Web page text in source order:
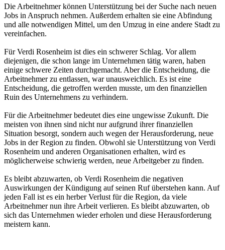
Die Arbeitnehmer können Unterstützung bei der Suche nach neuen
Jobs in Anspruch nehmen. Außerdem erhalten sie eine Abfindung
und alle notwendigen Mittel, um den Umzug in eine andere Stadt zu
vereinfachen.
Für Verdi Rosenheim ist dies ein schwerer Schlag. Vor allem
diejenigen, die schon lange im Unternehmen tätig waren, haben
einige schwere Zeiten durchgemacht. Aber die Entscheidung, die
Arbeitnehmer zu entlassen, war unausweichlich. Es ist eine
Entscheidung, die getroffen werden musste, um den finanziellen
Ruin des Unternehmens zu verhindern.
Für die Arbeitnehmer bedeutet dies eine ungewisse Zukunft. Die
meisten von ihnen sind nicht nur aufgrund ihrer finanziellen
Situation besorgt, sondern auch wegen der Herausforderung, neue
Jobs in der Region zu finden. Obwohl sie Unterstützung von Verdi
Rosenheim und anderen Organisationen erhalten, wird es
möglicherweise schwierig werden, neue Arbeitgeber zu finden.
Es bleibt abzuwarten, ob Verdi Rosenheim die negativen
Auswirkungen der Kündigung auf seinen Ruf überstehen kann. Auf
jeden Fall ist es ein herber Verlust für die Region, da viele
Arbeitnehmer nun ihre Arbeit verlieren. Es bleibt abzuwarten, ob
sich das Unternehmen wieder erholen und diese Herausforderung
meistern kann.